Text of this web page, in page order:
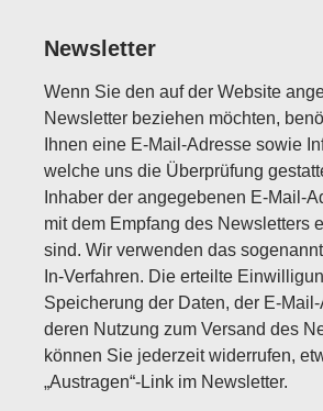
Newsletter
Wenn Sie den auf der Website
Newsletter beziehen möchten,
Ihnen eine E-Mail-Adresse sowie
welche uns die Überprüfung
Inhaber der angegebenen E-Mail-
mit dem Empfang des Newsletters
sind. Wir verwenden das
In-Verfahren. Die erteilte
Speicherung der Daten, der E-
deren Nutzung zum Versand des
können Sie jederzeit widerrufen,
„Austragen“-Link im Newsletter.